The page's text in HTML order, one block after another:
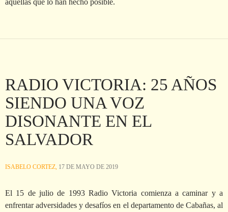
RADIO VICTORIA: 25 AÑOS
SIENDO UNA VOZ
DISONANTE EN EL
SALVADOR
ISABELO CORTEZ, 17 DE MAYO DE 2019
El 15 de julio de 1993 Radio Victoria comienza a caminar y a
enfrentar adversidades y desafíos en el departamento de Cabañas, al